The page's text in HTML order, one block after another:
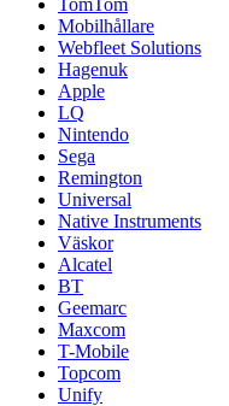
TomTom
Mobilhållare
Webfleet Solutions
Hagenuk
Apple
LQ
Nintendo
Sega
Remington
Universal
Native Instruments
Väskor
Alcatel
BT
Geemarc
Maxcom
T-Mobile
Topcom
Unify